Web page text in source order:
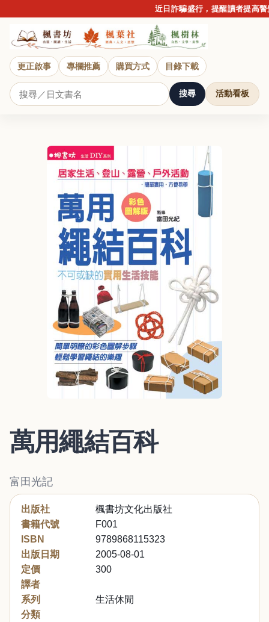
近日詐騙盛行，提醒讀者提高警
更正啟事 專欄推薦 購買方式 目錄下載
搜尋 活動看板
萬用繩結百科
富田光記
出版社
楓書坊文化出版社
書籍代號
F001
ISBN
9789868115323
出版日期
2005-08-01
定價
300
譯者
系列
生活休閒
分類